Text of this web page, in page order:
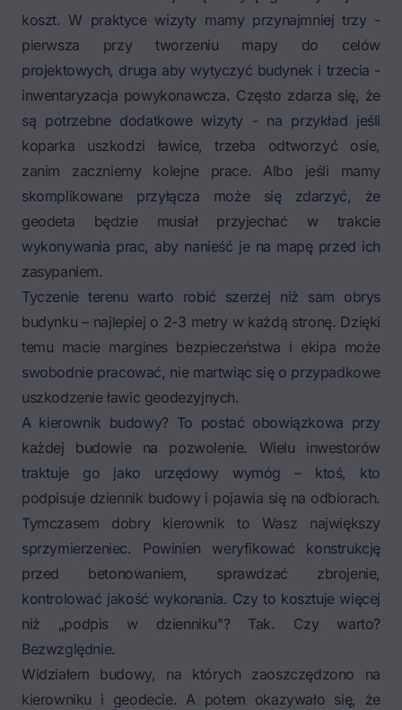
koszt. W praktyce wizyty mamy przynajmniej trzy -
pierwsza przy tworzeniu mapy do celów
projektowych, druga aby wytyczyć budynek i trzecia -
inwentaryzacja powykonawcza. Często zdarza się, że
są potrzebne dodatkowe wizyty - na przykład jeśli
koparka uszkodzi ławice, trzeba odtworzyć osie,
zanim zaczniemy kolejne prace. Albo jeśli mamy
skomplikowane przyłącza może się zdarzyć, że
geodeta będzie musiał przyjechać w trakcie
wykonywania prac, aby nanieść je na mapę przed ich
zasypaniem.
Tyczenie terenu warto robić szerzej niż sam obrys
budynku – najlepiej o 2-3 metry w każdą stronę. Dzięki
temu macie margines bezpieczeństwa i ekipa może
swobodnie pracować, nie martwiąc się o przypadkowe
uszkodzenie ławic geodezyjnych.
A kierownik budowy? To postać obowiązkowa przy
każdej budowie na pozwolenie. Wielu inwestorów
traktuje go jako urzędowy wymóg – ktoś, kto
podpisuje dziennik budowy i pojawia się na odbiorach.
Tymczasem dobry kierownik to Wasz największy
sprzymierzeniec. Powinien weryfikować konstrukcję
przed betonowaniem, sprawdzać zbrojenie,
kontrolować jakość wykonania. Czy to kosztuje więcej
niż „podpis w dzienniku"? Tak. Czy warto?
Bezwzględnie.
Widziałem budowy, na których zaoszczędzono na
kierowniku i geodecie. A potem okazywało się, że